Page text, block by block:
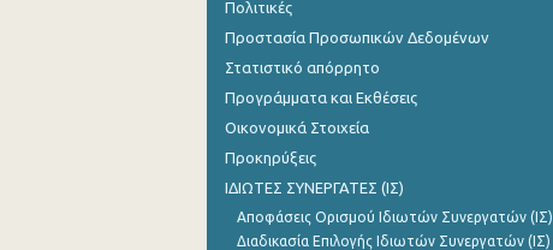
Πολιτικές
Προστασία Προσωπικών Δεδομένων
Στατιστικό απόρρητο
Προγράμματα και Εκθέσεις
Οικονομικά Στοιχεία
Προκηρύξεις
ΙΔΙΩΤΕΣ ΣΥΝΕΡΓΑΤΕΣ (ΙΣ)
Αποφάσεις Ορισμού Ιδιωτών Συνεργατών (ΙΣ)
Διαδικασία Επιλογής Ιδιωτών Συνεργατών (ΙΣ)